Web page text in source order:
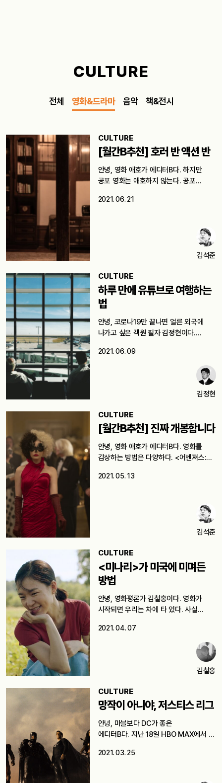
CULTURE
전체 영화&드라마 음악 책&전시
CULTURE
[월간B추천] 호러 반 액션 반
안녕, 영화 애호가 에디터B다. 하지만
공포 영화는 애호하지 않는다. 공포
2021. 06. 21
김석준
CULTURE
하루 만에 유튜브로 여행하는
법
안녕, 코로나19만 끝나면 얼른 외국에
나가고 싶은 객원 필자 김정현이다.…
2021. 06. 09
김정현
CULTURE
[월간B추천] 진짜 개봉합니다
안녕, 영화 애호가 에디터B다. 영화를
감상하는 방법은 다양하다. <어벤져스:
2021. 05. 13
김석준
CULTURE
<미나리>가 미국에 미며든
방법
안녕, 영화평론가 김철홍이다. 영화가
시작되면 우리는 차에 타 있다. 사실…
2021. 04. 07
김철홍
CULTURE
망작이 아니야, 저스티스 리그
안녕, 마블보다 DC가 좋은
에디터B다. 지난 18일 HBO MAX에서 <
2021. 03. 25